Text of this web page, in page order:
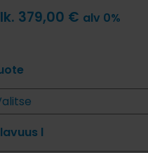
379,00 € alv 0%
l